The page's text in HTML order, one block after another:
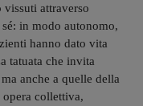
attraverso
in modo autonomo,
hanno dato vita
tatuata che invita
anche a quelle della
opera collettiva,